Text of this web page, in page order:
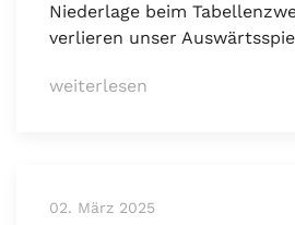
Niederlage beim
verlieren unser
weiterlesen
02. März 2025